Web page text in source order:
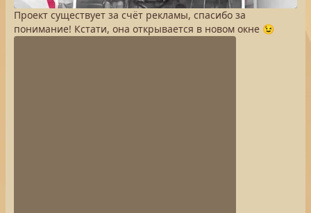
Проект существует за счёт рекламы, спасибо за
понимание! Кстати, она открывается в новом окне 😉